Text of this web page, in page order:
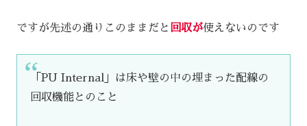
ですが先述の通りこのままだと 回収が使えないのです
「PU Internal」は床や壁の中の埋まった配線の
回収機能とのこと